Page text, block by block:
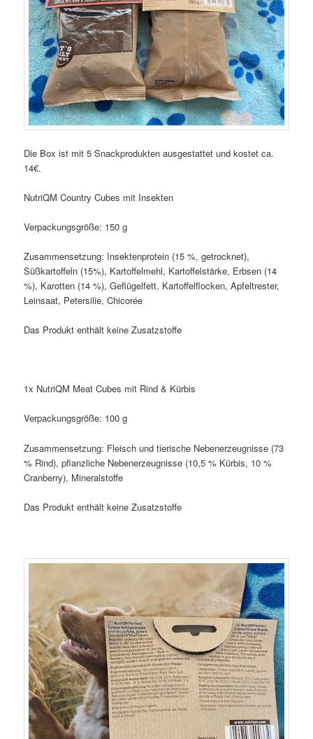
Die Box ist mit 5 Snackprodukten ausgestattet und kostet ca.
14€.
NutriQM Country Cubes mit Insekten
Verpackungsgröße: 150 g
Zusammensetzung: Insektenprotein (15 %, getrocknet),
Süßkartoffeln (15%), Kartoffelmehl, Kartoffelstärke, Erbsen (14
%), Karotten (14 %), Geflügelfett, Kartoffelflocken, Apfeltrester,
Leinsaat, Petersilie, Chicorée
Das Produkt enthält keine Zusatzstoffe
1x NutriQM Meat Cubes mit Rind & Kürbis
Verpackungsgröße: 100 g
Zusammensetzung: Fleisch und tierische Nebenerzeugnisse (73
% Rind), pflanzliche Nebenerzeugnisse (10,5 % Kürbis, 10 %
Cranberry), Mineralstoffe
Das Produkt enthält keine Zusatzstoffe